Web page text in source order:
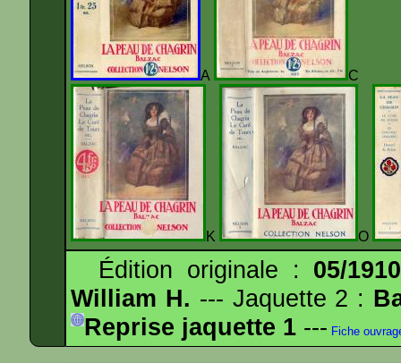
A
K O
Édition originale : 05/1910
William H. --- Jaquette 2 :
Reprise jaquette 1 --- Fiche